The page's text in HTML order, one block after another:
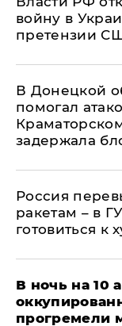
войну в
претензии
В Донецкой
помогал
задержала
Россия
ракетам – в
готовиться к
В ночь на 10
прогремели